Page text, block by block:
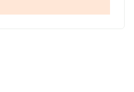
euros y la media entre